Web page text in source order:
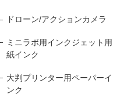
ドローン/アクションカメラ
ミニラボ用インクジェット用
紙インク
大判プリンター用ペーパーイ
ンク